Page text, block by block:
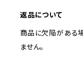
返品について
商品に欠陥がある
ません。